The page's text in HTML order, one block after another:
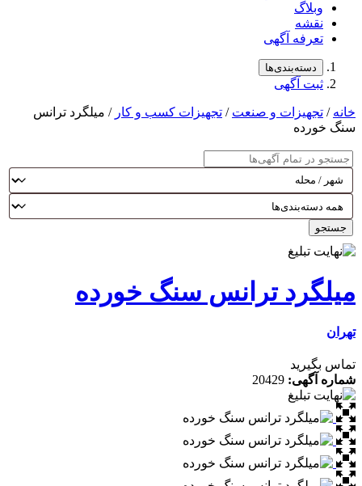
آگهی
آگهی
و صنعت / تجهیزات کسب و کار/ میلگرد ترانس
ترانس سنگ خورده
20429